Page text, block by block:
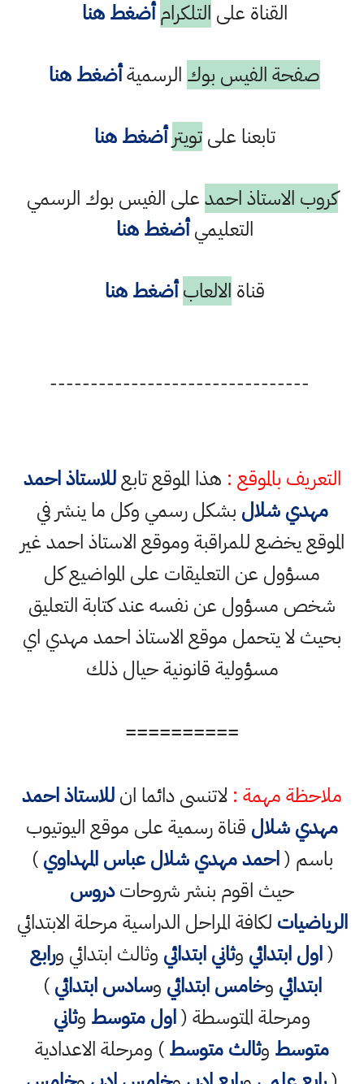
القناة على التلكرام أضغط هنا
صفحة الفيس بوك الرسميةأضغط هنا
تابعنا علىتويتر أضغط هنا
كروب الاستاذ احمدعلى الفيس بوك الرسمي
التعليميأضغط هنا
قناة الالعاب أضغط هنا
--------------------------------
التعريف بالموقع : هذا الموقع تابعللاستاذ احمد
مهدي شلال بشكل رسمي وكل ما ينشر في
الموقع يخضع للمراقبة وموقع الاستاذ احمد غير
مسؤول عن التعليقات على المواضيع كل
شخص مسؤول عن نفسه عند كتابة التعليق
بحيث لا يتحمل موقع الاستاذ احمد مهدي اي
مسؤولية قانونية حيال ذلك
==========
ملاحظة مهمة : لاتنسى دائما انللاستاذ احمد
مهدي شلال قناة رسمية على موقع اليوتيوب
باسم (احمد مهدي شلال عباس المهداوي)
حيث اقوم بنشر شروحاتدروس
الرياضيات لكافة المراحل الدراسية مرحلة الابتدائي
(اول ابتدائي وثاني ابتدائي وثالث ابتدائي ورابع
ابتدائي وخامس ابتدائي وسادس ابتدائي)
ومرحلة المتوسطة (اول متوسط وثاني
متوسط وثالث متوسط) ومرحلة الاعدادية